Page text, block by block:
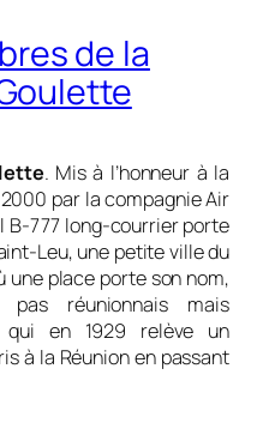
de la
. Mis à l’honneur à la
par la compagnie Air
B-777 long-courrier porte
Leu, une petite ville du
une place porte son nom,
pas réunionnais mais
qui en 1929 relève un
à la Réunion en passant